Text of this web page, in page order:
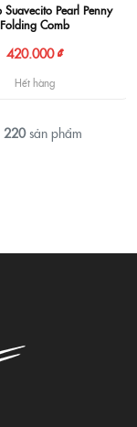
Suavecito Pearl Penny
Folding Comb
420.000 ₫
Hết hàng
220sản phẩm